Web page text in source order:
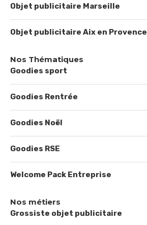
Objet publicitaire Marseille
Objet publicitaire Aix en Provence
Nos Thématiques
Goodies sport
Goodies Rentrée
Goodies Noël
Goodies RSE
Welcome Pack Entreprise
Nos métiers
Grossiste objet publicitaire